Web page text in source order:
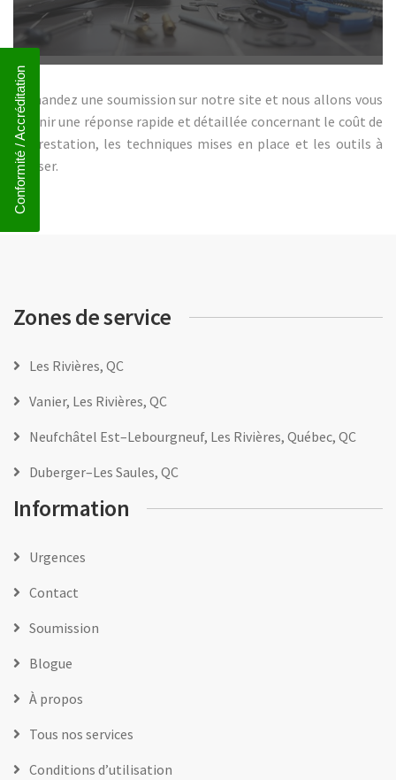
Demandez une soumission sur notre site et nous allons vous
fournir une réponse rapide et détaillée concernant le coût de
la prestation, les techniques mises en place et les outils à
utiliser.
Zones de service
Les Rivières, QC
Vanier, Les Rivières, QC
Neufchâtel Est–Lebourgneuf, Les Rivières, Québec, QC
Duberger–Les Saules, QC
Information
Urgences
Contact
Soumission
Blogue
À propos
Tous nos services
Conditions d’utilisation
Conformité / Accréditation